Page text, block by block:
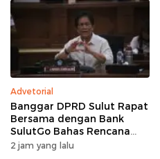
Advetorial
Banggar DPRD Sulut Rapat
Bersama dengan Bank
SulutGo Bahas Rencana
Penyertaan Modal Rp30
2 jam yang lalu